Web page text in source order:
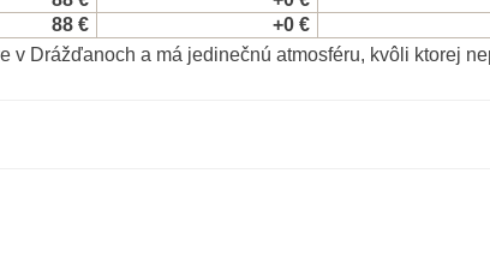
88 €
+0 €
Drážďanoch a má jedinečnú atmosféru, kvôli ktorej